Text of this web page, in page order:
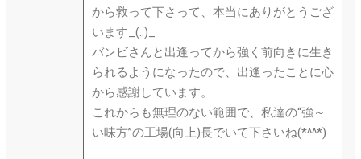
から救って下さって、本当にありがとうござ
います_(..)_
バンビさんと出逢ってから強く前向きに生き
られるようになったので、出逢ったことに心
から感謝しています。
これからも無理のない範囲で、私達の“強～
い味方”の工場(向上)長でいて下さいね(*^^*)